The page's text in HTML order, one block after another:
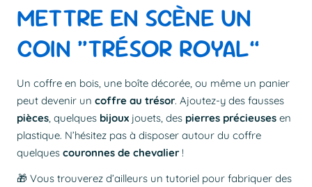
METTRE EN SCÈNE UN
COIN “TRÉSOR ROYAL”
Un coffre en bois, une boîte décorée, ou même un panier
peut devenir un coffre au trésor. Ajoutez-y des fausses
pièces, quelques bijoux jouets, des pierres précieuses en
plastique. N’hésitez pas à disposer autour du coffre
quelques couronnes de chevalier!
🎁 Vous trouverez d’ailleurs un tutoriel pour fabriquer des